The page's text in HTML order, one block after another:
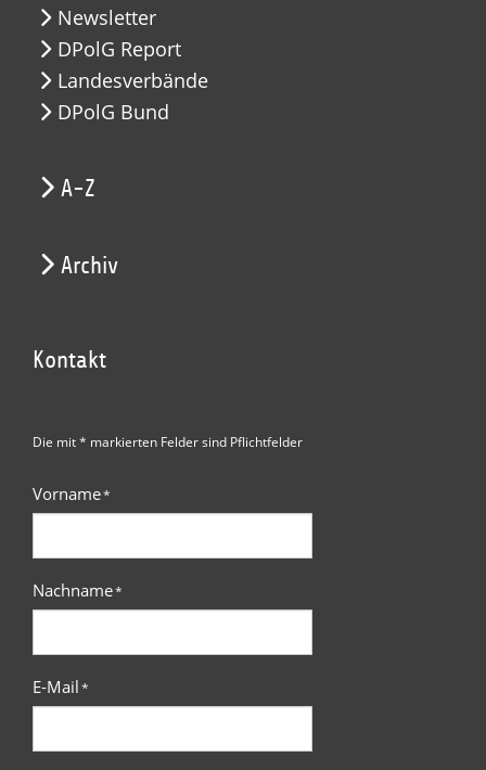
Newsletter
DPolG Report
Landesverbände
DPolG Bund
A-Z
Archiv
Kontakt
Die mit * markierten Felder sind Pflichtfelder
Vorname*
Nachname*
E-Mail*